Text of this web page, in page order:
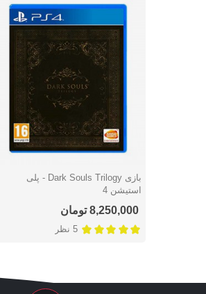
دوست داشتن
بازی Dark Souls Trilogy - پلی
استیشن 4
8,250,000 تومان
5 نظر